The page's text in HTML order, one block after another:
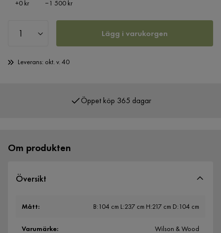
Pris
+0 kr Pris
−1 500 kr
Lägg i varukorgen
Leverans: okt. v. 40
Öppet köp 365 dagar
Om produkten
Översikt
Mått: B:104 cm L:237 cm H:217 cm D:104 cm
Varumärke: Wilson & Wood